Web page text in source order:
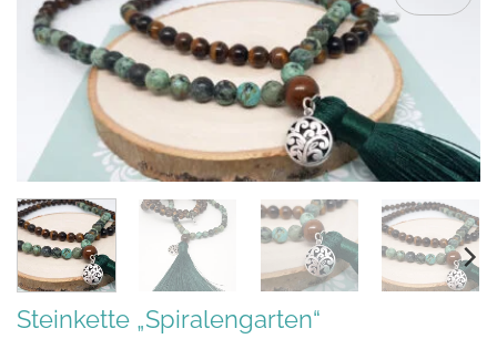
Auf die
Wunschliste
Steinkette „Spiralengarten“